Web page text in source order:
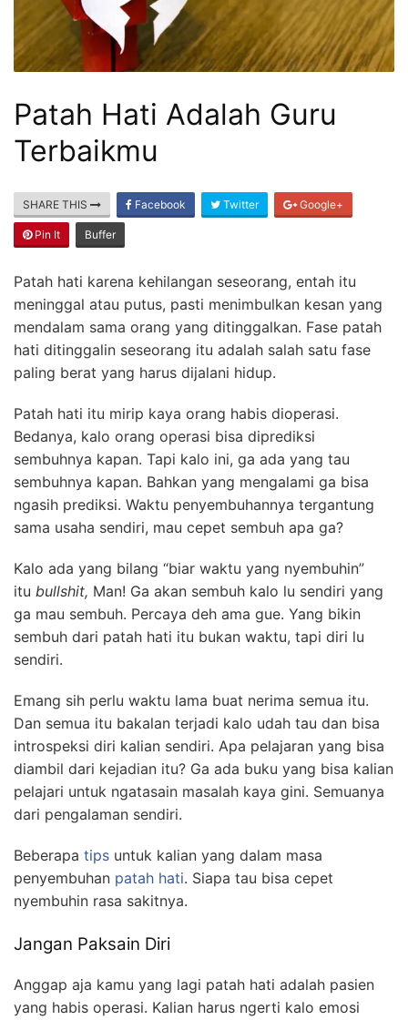
Patah Hati Adalah Guru
Terbaikmu
SHARE THIS Facebook Twitter Google+
Pin It Buffer
Patah hati karena kehilangan seseorang, entah itu
meninggal atau putus, pasti menimbulkan kesan yang
mendalam sama orang yang ditinggalkan. Fase patah
hati ditinggalin seseorang itu adalah salah satu fase
paling berat yang harus dijalani hidup.
Patah hati itu mirip kaya orang habis dioperasi.
Bedanya, kalo orang operasi bisa diprediksi
sembuhnya kapan. Tapi kalo ini, ga ada yang tau
sembuhnya kapan. Bahkan yang mengalami ga bisa
ngasih prediksi. Waktu penyembuhannya tergantung
sama usaha sendiri, mau cepet sembuh apa ga?
Kalo ada yang bilang “biar waktu yang nyembuhin”
itu bullshit, Man! Ga akan sembuh kalo lu sendiri yang
ga mau sembuh. Percaya deh ama gue. Yang bikin
sembuh dari patah hati itu bukan waktu, tapi diri lu
sendiri.
Emang sih perlu waktu lama buat nerima semua itu.
Dan semua itu bakalan terjadi kalo udah tau dan bisa
introspeksi diri kalian sendiri. Apa pelajaran yang bisa
diambil dari kejadian itu? Ga ada buku yang bisa kalian
pelajari untuk ngatasain masalah kaya gini. Semuanya
dari pengalaman sendiri.
Beberapa tips untuk kalian yang dalam masa
penyembuhan patah hati. Siapa tau bisa cepet
nyembuhin rasa sakitnya.
Jangan Paksain Diri
Anggap aja kamu yang lagi patah hati adalah pasien
yang habis operasi. Kalian harus ngerti kalo emosi